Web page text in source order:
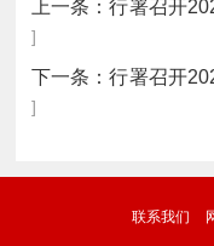
上一条：行署召开
]
下一条：行署召开
]
联系我们